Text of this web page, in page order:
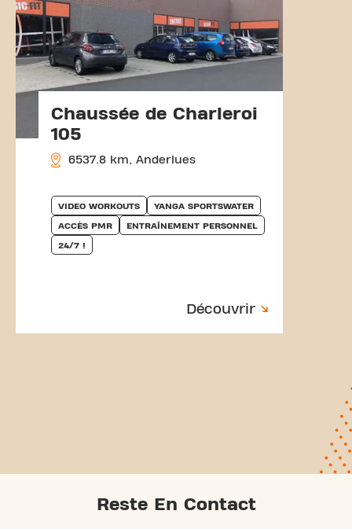
Chaussée de Charleroi
105
6537.8 km, Anderlues
VIDEO WORKOUTS YANGA SPORTSWATER
ACCÈS PMR ENTRAÎNEMENT PERSONNEL
24/7 !
Découvrir
Reste En Contact